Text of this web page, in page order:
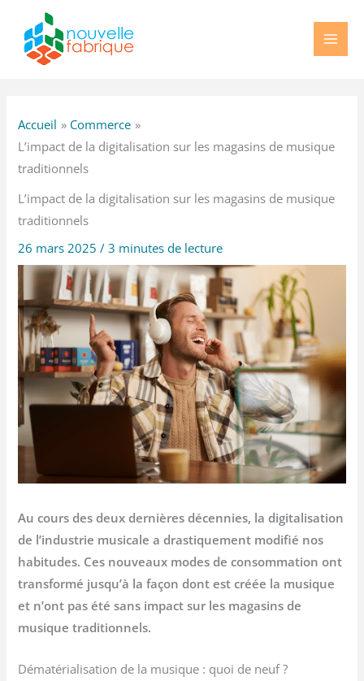
contenu
Accueil
Commerce
L’impact de la digitalisation sur les magasins de musique
traditionnels
L’impact de la digitalisation sur les magasins de musique
traditionnels
26 mars 2025/3 minutes de lecture
Au cours des deux dernières décennies, la digitalisation
de l’industrie musicale a drastiquement modifié nos
habitudes. Ces nouveaux modes de consommation ont
transformé jusqu’à la façon dont est créée la musique
et n’ont pas été sans impact sur les magasins de
musique traditionnels.
Dématérialisation de la musique : quoi de neuf ?